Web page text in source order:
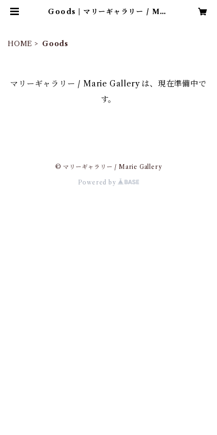
Goods | マリーギャラリー / Mar
HOME Goods
マリーギャラリー / Marie Gallery は、現在準備中で
す。
© マリーギャラリー / Marie Gallery
Powered by